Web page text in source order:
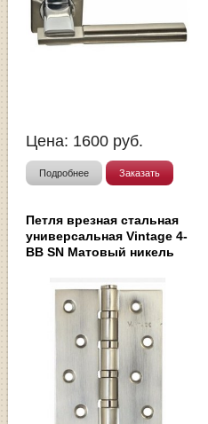
Цена: 1600 руб.
Подробнее Заказать
Петля врезная стальная
универсальная Vintage 4-
BB SN Матовый никель